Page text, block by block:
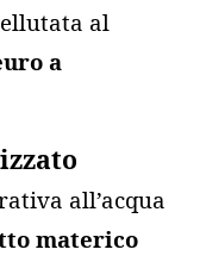
al
a
all’acqua
materico